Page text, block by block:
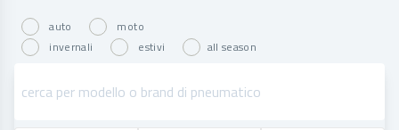
auto
moto
invernali
estivi all season